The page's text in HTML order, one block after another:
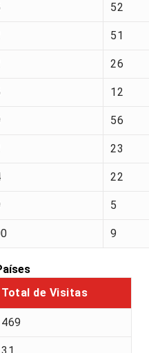
52
51
26
12
56
23
22
5
9
Total de Visitas
469